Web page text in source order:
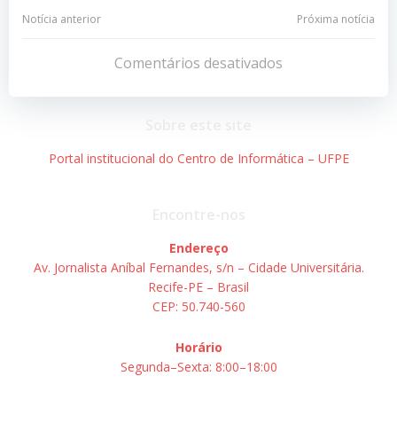
Navegação
Post
Notícia anterior
Navegação
de
Post
Próxima notícia
Comentários desativados
Portal institucional do Centro de Informática – UFPE
Endereço
Av. Jornalista Aníbal Fernandes, s/n – Cidade Universitária.
Recife-PE – Brasil
CEP: 50.740-560
Horário
Segunda–Sexta: 8:00–18:00